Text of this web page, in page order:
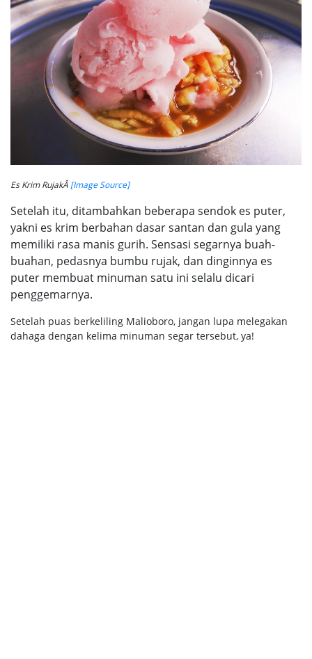
Es Krim RujakÂ [Image Source]
Setelah itu, ditambahkan beberapa sendok es puter,
yakni es krim berbahan dasar santan dan gula yang
memiliki rasa manis gurih. Sensasi segarnya buah-
buahan, pedasnya bumbu rujak, dan dinginnya es
puter membuat minuman satu ini selalu dicari
penggemarnya.
Setelah puas berkeliling Malioboro, jangan lupa melegakan
dahaga dengan kelima minuman segar tersebut, ya!